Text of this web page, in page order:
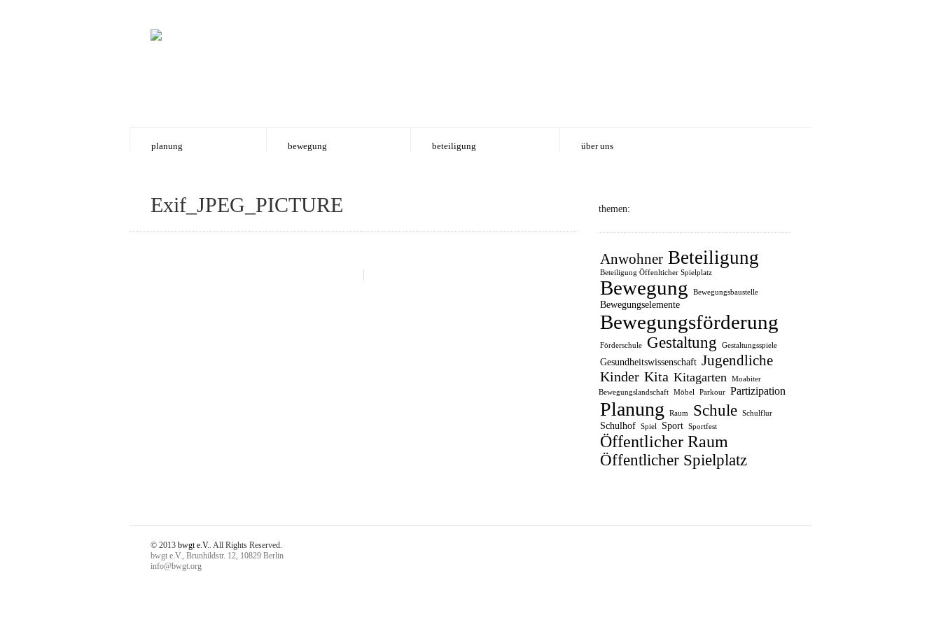
planung bewegung beteiligung über uns
Exif_JPEG_PICTURE themen:
Anwohner Beteiligung
Beteiligung Öffenlticher Spielplatz
Bewegung Bewegungsbaustelle
Bewegungselemente
Bewegungsförderung
Förderschule Gestaltung Gestaltungsspiele
Gesundheitswissenschaft Jugendliche
Kinder Kita Kitagarten
Moabiter
Bewegungslandschaft
Möbel Parkour Partizipation
Planung Raum Schule Schulflur
Schulhof Spiel Sport Sportfest
Öffentlicher Raum
Öffentlicher Spielplatz
© 2013 bwgt e.V.. All Rights Reserved.
bwgt e.V., Brunhildstr. 12, 10829 Berlin
info@bwgt.org